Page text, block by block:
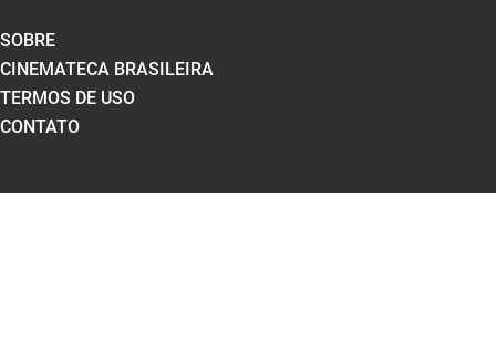
SOBRE
CINEMATECA BRASILEIRA
TERMOS DE USO
CONTATO